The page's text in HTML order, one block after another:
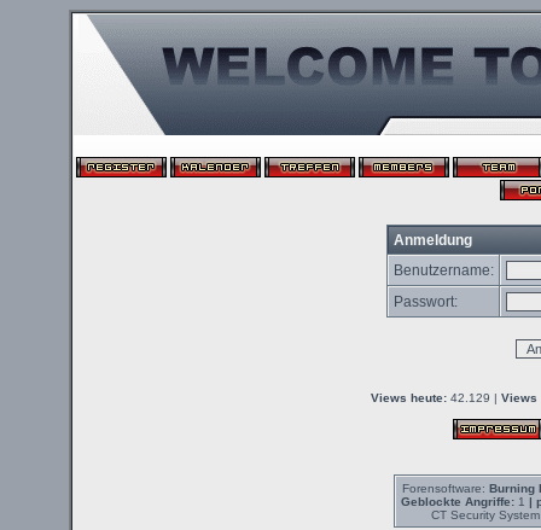
Anmeldung
Benutzername:
Passwort:
Views heute: 42.129 | Views
Forensoftware: Burning
Geblockte Angriffe:1 |
CT Security